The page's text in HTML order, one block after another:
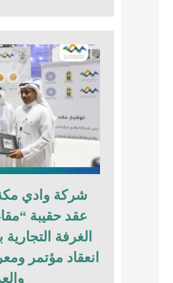
شركة وادي
عقد حقيبة
الغرفة
انعقاد مؤتمر